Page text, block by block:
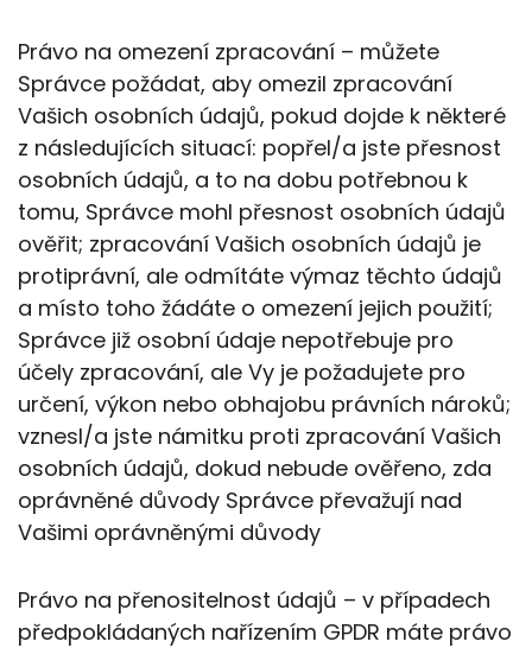
Právo na omezení zpracování – můžete
Správce požádat, aby omezil zpracování
Vašich osobních údajů, pokud dojde k některé
z následujících situací: popřel/a jste přesnost
osobních údajů, a to na dobu potřebnou k
tomu, Správce mohl přesnost osobních údajů
ověřit; zpracování Vašich osobních údajů je
protiprávní, ale odmítáte výmaz těchto údajů
a místo toho žádáte o omezení jejich použití;
Správce již osobní údaje nepotřebuje pro
účely zpracování, ale Vy je požadujete pro
určení, výkon nebo obhajobu právních nároků;
vznesl/a jste námitku proti zpracování Vašich
osobních údajů, dokud nebude ověřeno, zda
oprávněné důvody Správce převažují nad
Vašimi oprávněnými důvody
Právo na přenositelnost údajů – v případech
předpokládaných nařízením GPDR máte právo